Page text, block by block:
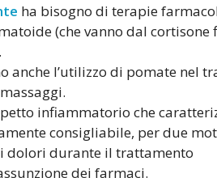
ha bisogno di terapie
(che vanno dal
anche l’utilizzo di pomate nel
infiammatorio che
consigliabile, per due
dolori durante il trattamento
dei farmaci.